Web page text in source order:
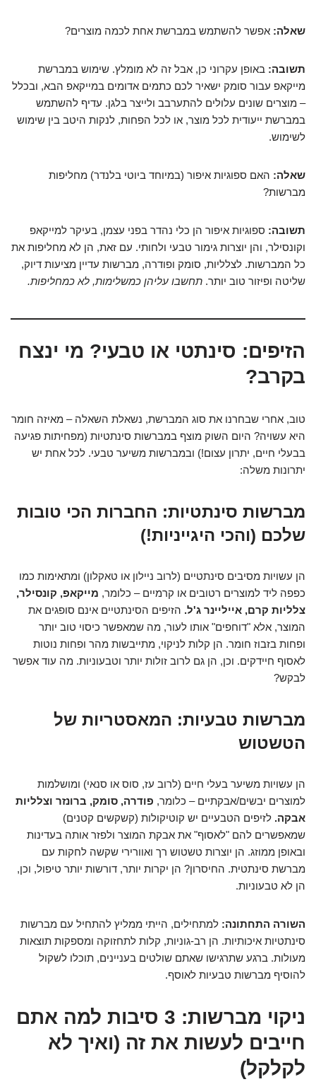
שאלה: אפשר להשתמש במברשת אחת לכמה מוצרים?
תשובה: באופן עקרוני כן, אבל זה לא מומלץ. שימוש במברשת
מייקאפ עבור סומק ישאיר לכם כתמים אדומים במייקאפ הבא, ובכלל
– מוצרים שונים עלולים להתערבב ולייצר בלגן. עדיף להשתמש
במברשת ייעודית לכל מוצר, או לכל הפחות, לנקות היטב בין שימוש
לשימוש.
שאלה: האם ספוגיות איפור (במיוחד ביוטי בלנדר) מחליפות
מברשות?
תשובה: ספוגיות איפור הן כלי נהדר בפני עצמן, בעיקר למייקאפ
וקונסילר, והן יוצרות גימור טבעי ולחותי. עם זאת, הן לא מחליפות את
כל המברשות. לצלליות, סומק ופודרה, מברשות עדיין מציעות דיוק,
שליטה ופיזור טוב יותר. תחשבו עליהן כמשלימות, לא כמחליפות.
הזיפים: סינתטי או טבעי? מי ינצח
בקרב?
טוב, אחרי שבחרנו את סוג המברשת, נשאלת השאלה – מאיזה חומר
היא עשויה? היום השוק מוצף במברשות סינתטיות (מפחיתות פגיעה
בבעלי חיים, יתרון עצום!) ובמברשות משיער טבעי. לכל אחת יש
יתרונות משלה:
מברשות סינתטיות: החברות הכי טובות
שלכם (והכי היגייניות!)
הן עשויות מסיבים סינתטיים (לרוב ניילון או טאקלון) ומתאימות כמו
כפפה ליד למוצרים רטובים או קרמיים – כלומר, מייקאפ, קונסילר,
צלליות קרם, אייליינר ג'ל. הזיפים הסינתטיים אינם סופגים את
המוצר, אלא "דוחפים" אותו לעור, מה שמאפשר כיסוי טוב יותר
ופחות בזבוז חומר. הן קלות לניקוי, מתייבשות מהר ופחות נוטות
לאסוף חיידקים. וכן, הן גם לרוב זולות יותר וטבעוניות. מה עוד אפשר
לבקש?
מברשות טבעיות: המאסטריות של
הטשטוש
הן עשויות משיער בעלי חיים (לרוב עז, סוס או סנאי) ומושלמות
למוצרים יבשים/אבקתיים – כלומר, פודרה, סומק, ברונזר וצלליות
אבקה. לזיפים הטבעיים יש קוטיקולות (קשקשים קטנים)
שמאפשרים להם "לאסוף" את אבקת המוצר ולפזר אותה בעדינות
ובאופן ממוזג. הן יוצרות טשטוש רך ואוורירי שקשה לחקות עם
מברשת סינתטית. החיסרון? הן יקרות יותר, דורשות יותר טיפול, וכן,
הן לא טבעוניות.
השורה התחתונה: למתחילים, הייתי ממליץ להתחיל עם מברשות
סינתטיות איכותיות. הן רב-גוניות, קלות לתחזוקה ומספקות תוצאות
מעולות. ברגע שתרגישו שאתם שולטים בעניינים, תוכלו לשקול
להוסיף מברשות טבעיות לאוסף.
ניקוי מברשות: 3 סיבות למה אתם
חייבים לעשות את זה (ואיך לא
לקלקל)